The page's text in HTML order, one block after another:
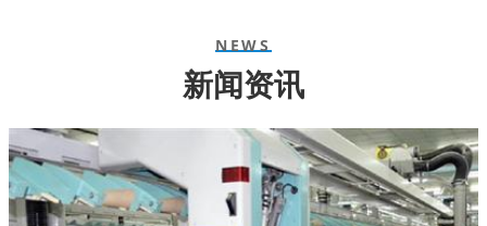
NEWS
新闻资讯